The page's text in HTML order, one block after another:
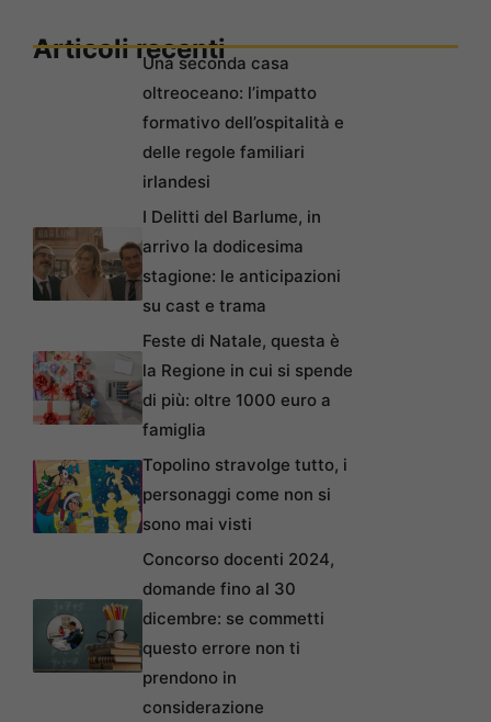
Articoli recenti
Una seconda casa
oltreoceano: l’impatto
formativo dell’ospitalità e
delle regole familiari
irlandesi
I Delitti del Barlume, in
arrivo la dodicesima
stagione: le anticipazioni
su cast e trama
Feste di Natale, questa è
la Regione in cui si spende
di più: oltre 1000 euro a
famiglia
Topolino stravolge tutto, i
personaggi come non si
sono mai visti
Concorso docenti 2024,
domande fino al 30
dicembre: se commetti
questo errore non ti
prendono in
considerazione